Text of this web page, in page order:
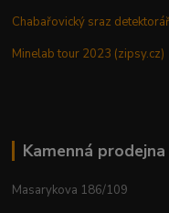
Chabařovický sraz
Minelab tour 2023 (zipsy.cz)
Kamenná prodejna
Masarykova 186/109